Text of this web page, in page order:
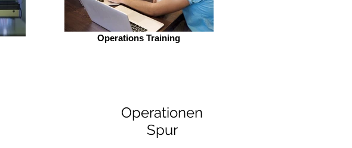
Operations Training
Operationen
Spur